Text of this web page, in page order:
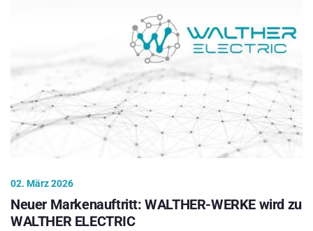
02. März 2026
Neuer Markenauftritt: WALTHER-WERKE wird zu
WALTHER ELECTRIC